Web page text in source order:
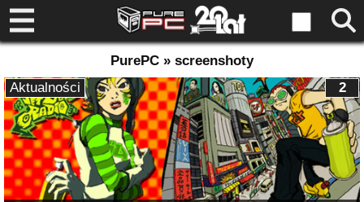
PurePC » screenshoty
2
Aktualności